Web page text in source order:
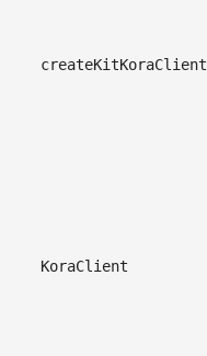
createKitKoraClient
KoraClient